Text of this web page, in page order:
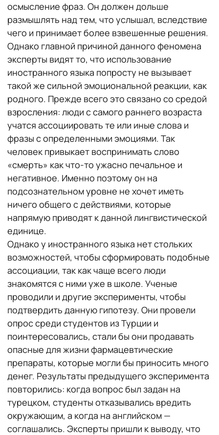
осмысление фраз. Он должен дольше
размышлять над тем, что услышал, вследствие
чего и принимает более взвешенные решения.
Однако главной причиной данного феномена
эксперты видят то, что использование
иностранного языка попросту не вызывает
такой же сильной эмоциональной реакции, как
родного. Прежде всего это связано со средой
взросления: люди с самого раннего возраста
учатся ассоциировать те или иные слова и
фразы с определенными эмоциями. Так
человек привыкает воспринимать слово
«смерть» как что-то ужасно печальное и
негативное. Именно поэтому он на
подсознательном уровне не хочет иметь
ничего общего с действиями, которые
напрямую приводят к данной лингвистической
единице.
Однако у иностранного языка нет стольких
возможностей, чтобы сформировать подобные
ассоциации, так как чаще всего люди
знакомятся с ними уже в школе. Ученые
проводили и другие эксперименты, чтобы
подтвердить данную гипотезу. Они провели
опрос среди студентов из Турции и
поинтересовались, стали бы они продавать
опасные для жизни фармацевтические
препараты, которые могли бы приносить много
денег. Результаты предыдущего эксперимента
повторились: когда вопрос был задан на
турецком, студенты отказывались вредить
окружающим, а когда на английском —
соглашались. Эксперты пришли к выводу, что